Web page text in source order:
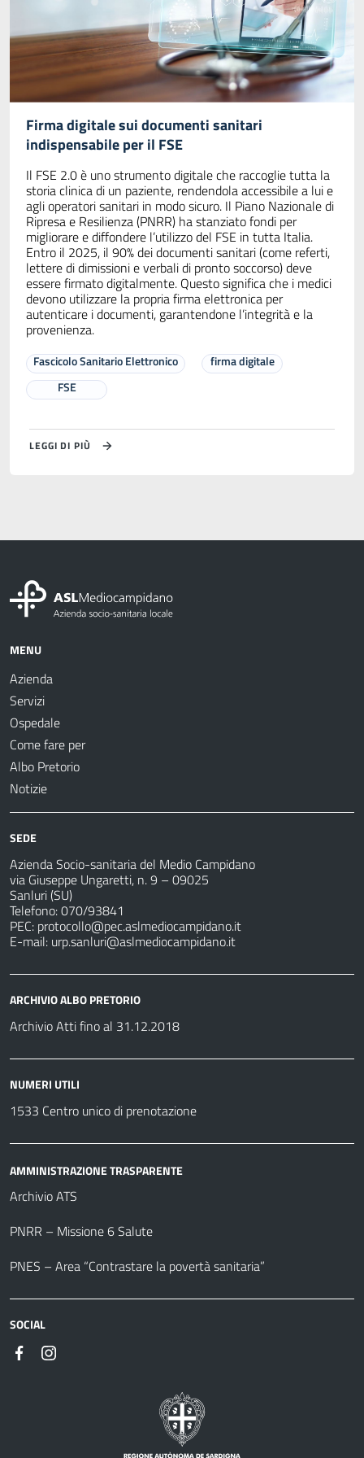
Firma digitale sui documenti sanitari
indispensabile per il FSE
Il FSE 2.0 è uno strumento digitale che raccoglie tutta la
storia clinica di un paziente, rendendola accessibile a lui e
agli operatori sanitari in modo sicuro. Il Piano Nazionale di
Ripresa e Resilienza (PNRR) ha stanziato fondi per
migliorare e diffondere l’utilizzo del FSE in tutta Italia.
Entro il 2025, il 90% dei documenti sanitari (come referti,
lettere di dimissioni e verbali di pronto soccorso) deve
essere firmato digitalmente. Questo significa che i medici
devono utilizzare la propria firma elettronica per
autenticare i documenti, garantendone l’integrità e la
provenienza.
Fascicolo Sanitario Elettronico
firma digitale
FSE
LEGGI DI PIÙ
MENU
Azienda
Servizi
Ospedale
Come fare per
Albo Pretorio
Notizie
SEDE
Azienda Socio-sanitaria del Medio Campidano
via Giuseppe Ungaretti, n. 9 – 09025
Sanluri (SU)
Telefono: 070/93841
PEC: protocollo@pec.aslmediocampidano.it
E-mail: urp.sanluri@aslmediocampidano.it
ARCHIVIO ALBO PRETORIO
Archivio Atti fino al 31.12.2018
NUMERI UTILI
1533 Centro unico di prenotazione
AMMINISTRAZIONE TRASPARENTE
Archivio ATS
PNRR – Missione 6 Salute
PNES – Area “Contrastare la povertà sanitaria”
SOCIAL